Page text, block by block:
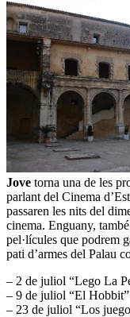
Jove torna una de les
parlant del Cinema
passaren les nits del
cinema. Enguany,
pel·lícules que podrem
pati d’armes del Palau
– 2 de juliol “Lego La
– 9 de juliol “El Hobbit”
– 23 de juliol “Los